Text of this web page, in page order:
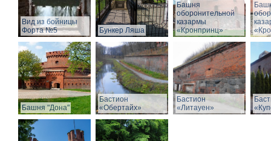
Вид из бойницы
Форта №5
Бункер Ляша
Башня
оборонительной
казармы
«Кронпринц»
Башня "Дона"
Бастион
«Обертайх»
Бастион
«Литауен»